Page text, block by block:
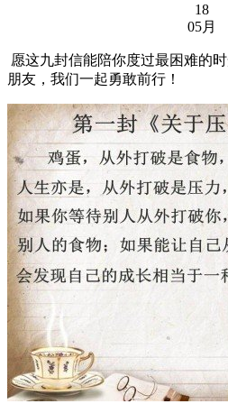
18
05月
愿这九封信能陪你度过最困难的
朋友，我们一起勇敢前行！